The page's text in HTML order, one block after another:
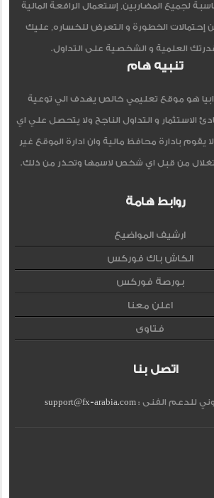
لجميع المضاربين, إستعمال الرافعة المالية
إحتمالات الخطورة و التعرض للخساره, عليك
العلمية و الشخصية على التداول.
تنبيه هام
هو موقع تعليمي خالص يهدف الي توعية
الاستثمار و التداول الناجح ولا يتحصل علي اي
يقوم بادارة محافظ مالية وان ادارة الموقع غير
من قبل اي شخص لاسمها وتحذر من ذلك.
روابط هامة
ارشيف المواضيع
الكاش باك فوركس
بورصة فوركس
اعلن معنا
فتاوى
اتصل بنا
للدعم الفنى :support@fx-arabia.com